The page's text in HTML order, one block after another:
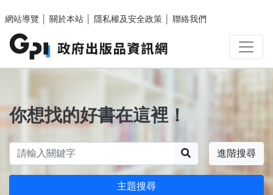
網站導覽
關於本站 隱私權及安全政策 聯絡我們
你想找的好書在這裡！
進階搜尋
主題搜尋